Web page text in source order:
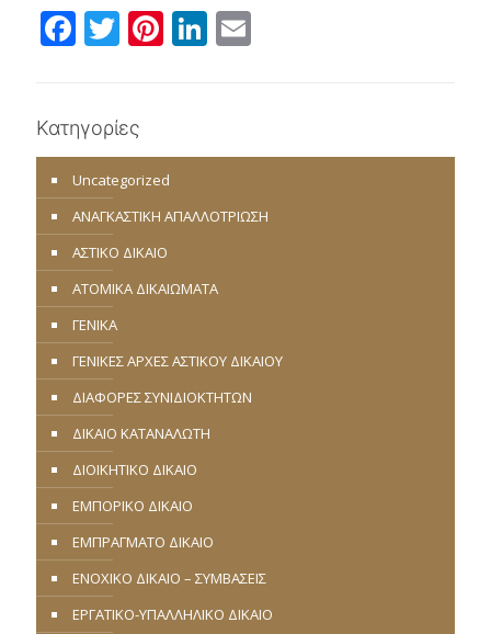
Facebook
Twitter
Pinterest
LinkedIn
Κατηγορίες
Uncategorized
ΑΝΑΓΚΑΣΤΙΚΗ ΑΠΑΛΛΟΤΡΙΩΣΗ
ΑΣΤΙΚΟ ΔΙΚΑΙΟ
ΑΤΟΜΙΚΑ ΔΙΚΑΙΩΜΑΤΑ
ΓΕΝΙΚΑ
ΓΕΝΙΚΕΣ ΑΡΧΕΣ ΑΣΤΙΚΟΥ ΔΙΚΑΙΟΥ
ΔΙΑΦΟΡΕΣ ΣΥΝΙΔΙΟΚΤΗΤΩΝ
ΔΙΚΑΙΟ ΚΑΤΑΝΑΛΩΤΗ
ΔΙΟΙΚΗΤΙΚΟ ΔΙΚΑΙΟ
ΕΜΠΟΡΙΚΟ ΔΙΚΑΙΟ
ΕΜΠΡΑΓΜΑΤΟ ΔΙΚΑΙΟ
ΕΝΟΧΙΚΟ ΔΙΚΑΙΟ – ΣΥΜΒΑΣΕΙΣ
ΕΡΓΑΤΙΚΟ-ΥΠΑΛΛΗΛΙΚΟ ΔΙΚΑΙΟ